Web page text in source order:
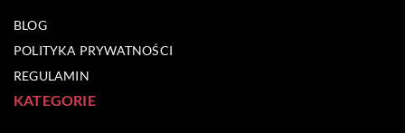
BLOG
POLITYKA PRYWATNOŚCI
REGULAMIN
KATEGORIE